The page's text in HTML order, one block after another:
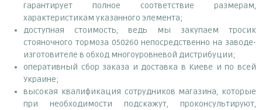
гарантирует полное соответствие размерам,
характеристикам указанного элемента;
доступная стоимость, ведь мы закупаем тросик
стояночного тормоза 050260 непосредственно на заводе-
изготовителе в обход многоуровневой дистрибуции;
оперативный сбор заказа и доставка в Киеве и по всей
Украине;
высокая квалификация сотрудников магазина, которые
при необходимости подскажут, проконсультируют,